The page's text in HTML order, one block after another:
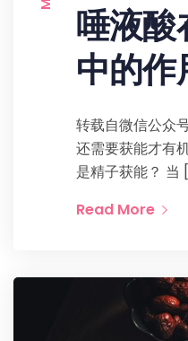
唾液酸
中的作
转载自微信公众
还需要获能才有
是精子获能？ 当
Read More